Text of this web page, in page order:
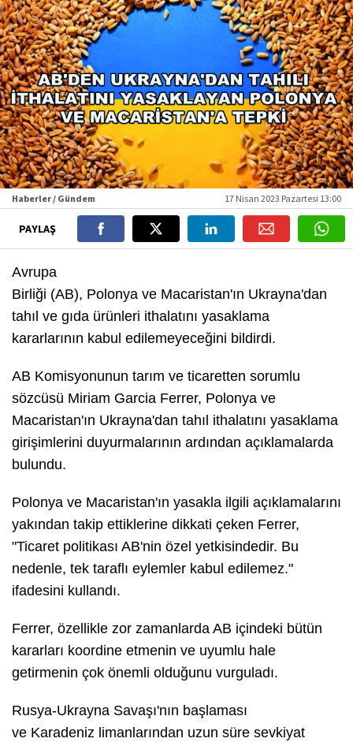
Haberler / Gündem 17 Nisan 2023 Pazartesi 13:00
PAYLAŞ
Avrupa
Birliği (AB), Polonya ve Macaristan'ın Ukrayna'dan
tahıl ve gıda ürünleri ithalatını yasaklama
kararlarının kabul edilemeyeceğini bildirdi.
AB Komisyonunun tarım ve ticaretten sorumlu
sözcüsü Miriam Garcia Ferrer, Polonya ve
Macaristan'ın Ukrayna'dan tahıl ithalatını yasaklama
girişimlerini duyurmalarının ardından açıklamalarda
bulundu.
Polonya ve Macaristan'ın yasakla ilgili açıklamalarını
yakından takip ettiklerine dikkati çeken Ferrer,
"Ticaret politikası AB'nin özel yetkisindedir. Bu
nedenle, tek taraflı eylemler kabul edilemez."
ifadesini kullandı.
Ferrer, özellikle zor zamanlarda AB içindeki bütün
kararları koordine etmenin ve uyumlu hale
getirmenin çok önemli olduğunu vurguladı.
Rusya-Ukrayna Savaşı'nın başlaması
ve Karadeniz limanlarından uzun süre sevkiyat